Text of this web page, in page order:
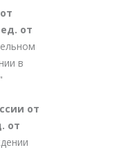
от
в
от
от